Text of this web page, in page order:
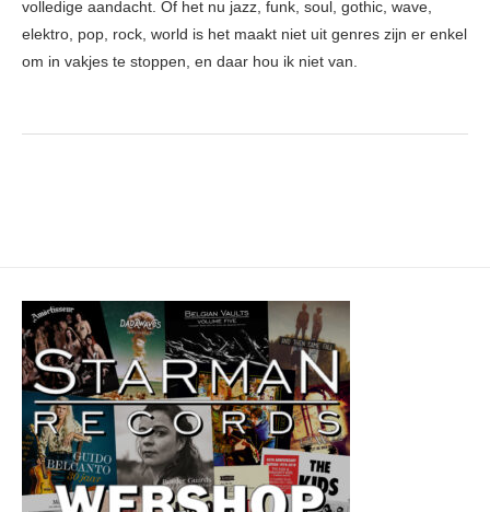
volledige aandacht. Of het nu jazz, funk, soul, gothic, wave,
elektro, pop, rock, world is het maakt niet uit genres zijn er enkel
om in vakjes te stoppen, en daar hou ik niet van.